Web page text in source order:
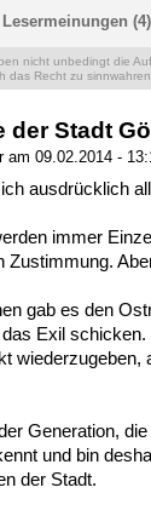
Lesermeinungen (4)
nicht unbedingt die
das Recht zu
der Stadt
am 09.02.2014 -
ausdrücklich
immer
Zustimmung.
gab es den
Exil
wiederzugeben,
Generation,
und bin
der Stadt.